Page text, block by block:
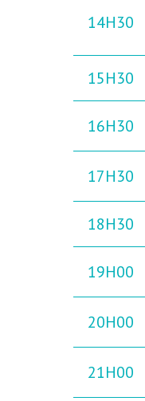
14H30
15H30
16H30
17H30
18H30
19H00
20H00
21H00